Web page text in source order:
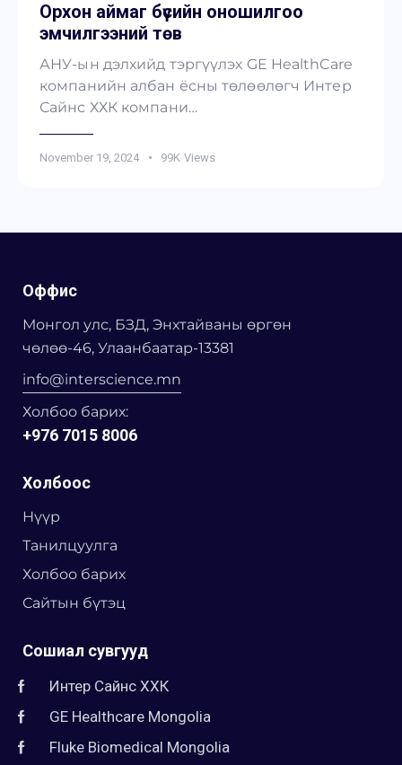
Орхон аймаг бүсийн оношилгоо
эмчилгээний төв
АНУ-ын дэлхийд тэргүүлэх GE HealthCare
компанийн албан ёсны төлөөлөгч Интер
Сайнс ХХК компани…
November 19, 2024 99K Views
Оффис
Монгол улс, БЗД, Энхтайваны өргөн
чөлөө-46, Улаанбаатар-13381
info@interscience.mn
Холбоо барих:
+976 7015 8006
Холбоос
Нүүр
Танилцуулга
Холбоо барих
Сайтын бүтэц
Сошиал сувгууд
Интер Сайнс ХХК
GE Healthcare Mongolia
Fluke Biomedical Mongolia